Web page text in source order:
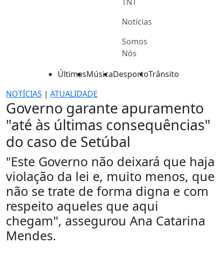
Notícias
Somos
Nós
ÚltimasMúsicaDesportoTrânsito
NOTÍCIAS | ATUALIDADE
Governo garante apuramento
"até às últimas consequências"
do caso de Setúbal
"Este Governo não deixará que haja
violação da lei e, muito menos, que
não se trate de forma digna e com
respeito aqueles que aqui
chegam", assegurou Ana Catarina
Mendes.